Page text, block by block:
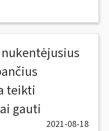
nukentėjusius
teikti
gauti
2021-08-18